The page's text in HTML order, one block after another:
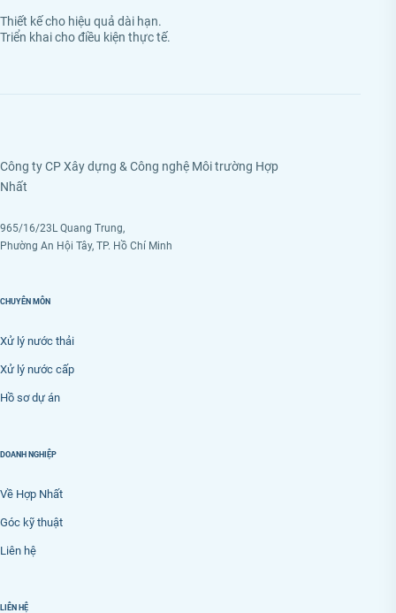
Thiết kế cho hiệu quả dài hạn.
Triển khai cho điều kiện thực tế.
Công ty CP Xây dựng & Công nghệ Môi trường Hợp
Nhất
965/16/23L Quang Trung,
Phường An Hội Tây, TP. Hồ Chí Minh
CHUYÊN MÔN
Xử lý nước thải
Xử lý nước cấp
Hồ sơ dự án
DOANH NGHIỆP
Về Hợp Nhất
Góc kỹ thuật
Liên hệ
LIÊN HỆ